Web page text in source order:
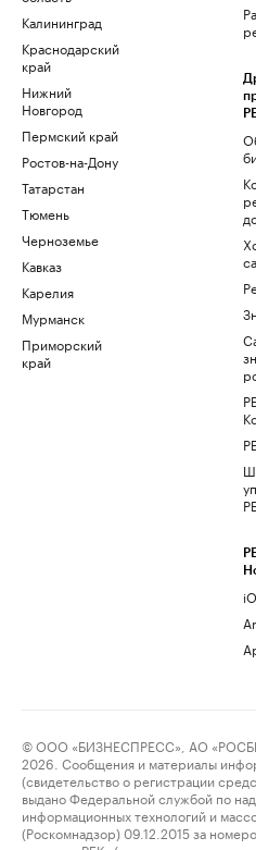
Калининград
Краснодарский
край
Нижний
Новгород
Пермский край
Ростов-на-Дону
Татарстан
Тюмень
Черноземье
Кавказ
Карелия
Мурманск
Приморский
край
© ООО «БИЗНЕСПРЕСС», АО
2026. Сообщения и материалы
(свидетельство о регистрации
выдано Федеральной службой по
информационных технологий и
(Роскомнадзор) 09.12.2015 за